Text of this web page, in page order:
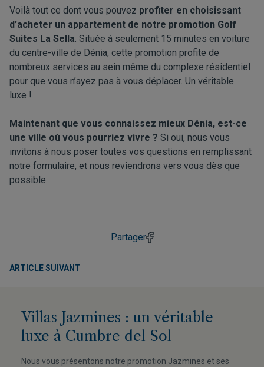
Voilà tout ce dont vous pouvez profiter en choisissant
d’acheter un appartement de notre promotion Golf
Suites La Sella . Située à seulement 15 minutes en voiture
du centre-ville de Dénia, cette promotion profite de
nombreux services au sein même du complexe résidentiel
pour que vous n’ayez pas à vous déplacer. Un véritable
luxe !
Maintenant que vous connaissez mieux Dénia, est-ce
une ville où vous pourriez vivre ? Si oui, nous vous
invitons à nous poser toutes vos questions en remplissant
notre formulaire, et nous reviendrons vers vous dès que
possible.
Partager
ARTICLE SUIVANT
Villas Jazmines : un véritable
luxe à Cumbre del Sol
Nous vous présentons notre promotion Jazmines et ses